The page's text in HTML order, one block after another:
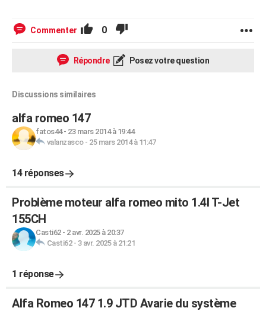
Commenter 0
Répondre Posez votre question
Discussions similaires
alfa romeo 147
fatos44- 23 mars 2014 à 19:44
valanzasco- 25 mars 2014 à 11:47
14 réponses
Problème moteur alfa romeo mito 1.4l T-Jet
155CH
Casti62- 2 avr. 2025 à 20:37
Casti62- 3 avr. 2025 à 21:21
1 réponse
Alfa Romeo 147 1.9 JTD Avarie du système